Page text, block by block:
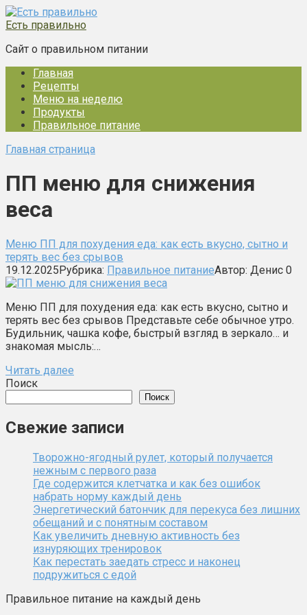
Перейти
к
Есть правильно
Сайт о правильном питании
Главная
Рецепты
Меню на неделю
Продукты
Правильное питание
Главная страница
ПП меню для снижения
веса
Меню ПП для похудения еда: как есть вкусно, сытно и
терять вес без срывов
19.12.2025Рубрика: Правильное питаниеАвтор: Денис 0
Меню ПП для похудения еда: как есть вкусно, сытно и
терять вес без срывов Представьте себе обычное утро.
Будильник, чашка кофе, быстрый взгляд в зеркало… и
знакомая мысль:…
Читать далее
Поиск
Поиск
Свежие записи
Творожно-ягодный рулет, который получается
нежным с первого раза
Где содержится клетчатка и как без ошибок
набрать норму каждый день
Энергетический батончик для перекуса без лишних
обещаний и с понятным составом
Как увеличить дневную активность без
изнуряющих тренировок
Как перестать заедать стресс и наконец
подружиться с едой
Правильное питание на каждый день